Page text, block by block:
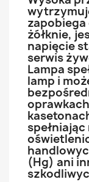
żółknie,
napięcie
serwis
Lampa
lamp i
(Hg) ani